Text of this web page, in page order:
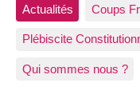
Actualités Coups
Plébiscite
Qui sommes nous ?